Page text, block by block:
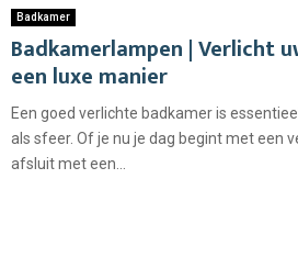
Badkamer
Badkamerlampen | Verlicht
een luxe manier
Een goed verlichte badkamer is
als sfeer. Of je nu je dag begint met een
afsluit met een...